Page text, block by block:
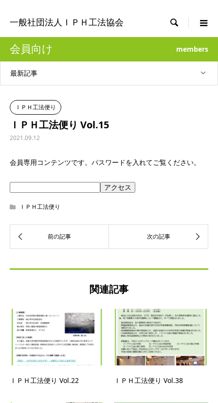
一般社団法人ＩＰＨ工法協会 
会員向け members
最新記事
ＩＰＨ工法便り
ＩＰＨ工法便り Vol.15
2021.09.12
会員専用コンテンツです。パスワードを入れてご覧ください。
ＩＰＨ工法便り
関連記事
ＩＰＨ工法便り Vol.22 ＩＰＨ工法便り Vol.38